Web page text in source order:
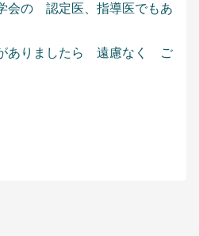
会の 認定医、指導医でもあ
ありましたら 遠慮なく ご